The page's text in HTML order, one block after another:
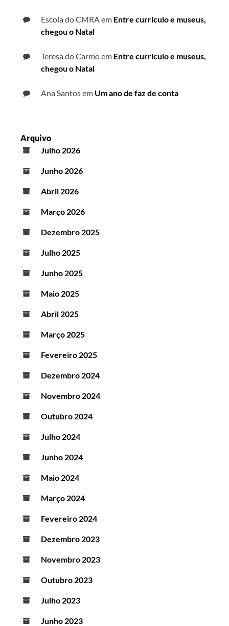
Escola do CMRAem Entre currículo e museus,
chegou o Natal
Teresa do Carmoem Entre currículo e museus,
chegou o Natal
Ana Santosem Um ano de faz de conta
Arquivo
Julho 2026
Junho 2026
Abril 2026
Março 2026
Dezembro 2025
Julho 2025
Junho 2025
Maio 2025
Abril 2025
Março 2025
Fevereiro 2025
Dezembro 2024
Novembro 2024
Outubro 2024
Julho 2024
Junho 2024
Maio 2024
Março 2024
Fevereiro 2024
Dezembro 2023
Novembro 2023
Outubro 2023
Julho 2023
Junho 2023